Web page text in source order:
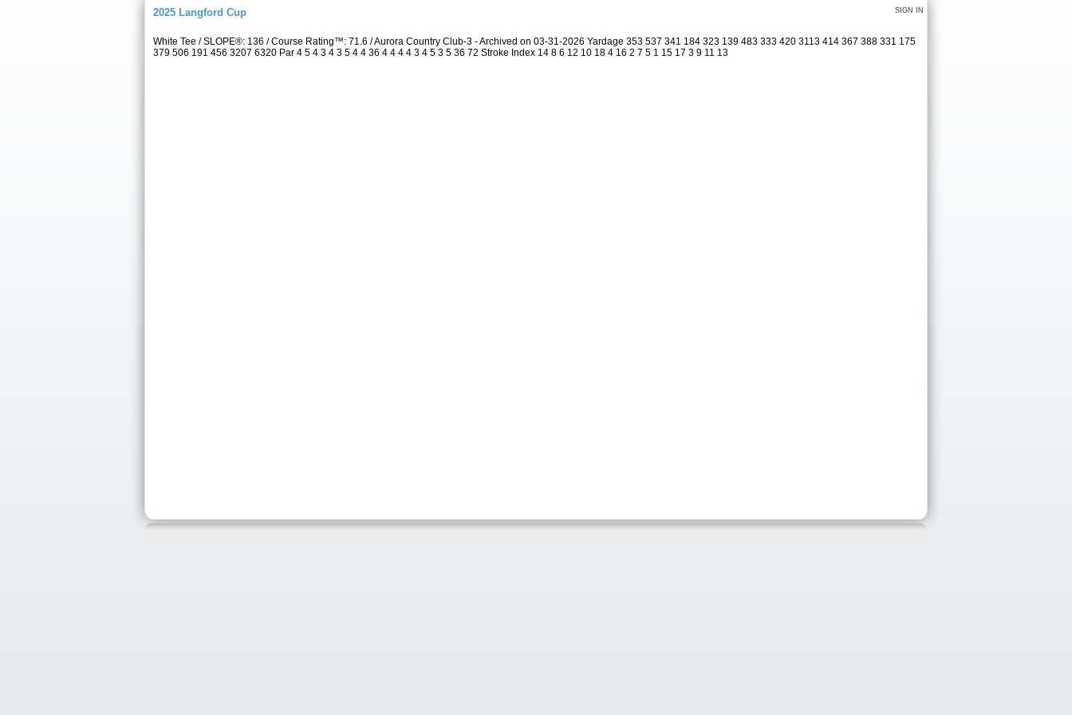
SIGN IN
2025 Langford Cup
White Tee / SLOPE®: 136 / Course Rating™: 71.6 / Aurora Country Club-3 - Archived on 03-31-2026 Yardage 353 537 341 184 323 139 483 333 420 3113 414 367 388 331 175
379 506 191 456 3207 6320 Par 4 5 4 3 4 3 5 4 4 36 4 4 4 4 3 4 5 3 5 36 72 Stroke Index 14 8 6 12 10 18 4 16 2 7 5 1 15 17 3 9 11 13